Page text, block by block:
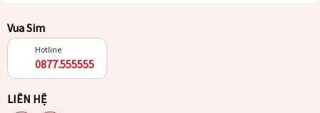
Vua Sim
Hotline
0877.555555
LIÊN HỆ